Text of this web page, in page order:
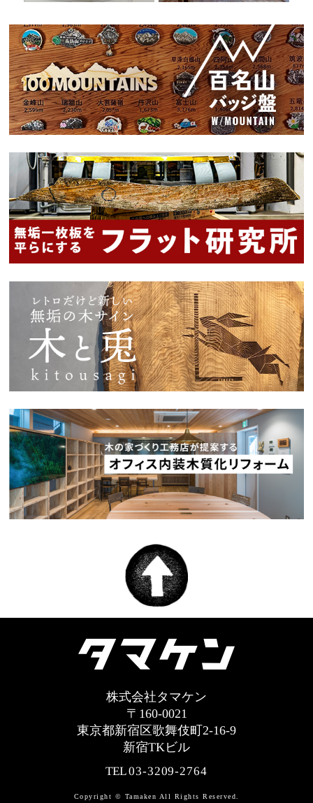
株式会社タマケン
〒160-0021
東京都新宿区歌舞伎町2-16-9
新宿TKビル
TEL03-3209-2764
Copyright © Tamaken All Rights Reserved.